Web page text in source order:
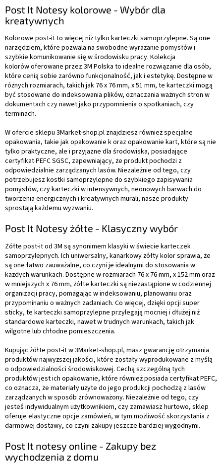
Post It Notesy kolorowe - Wybór dla
kreatywnych
Kolorowe post-it to więcej niż tylko karteczki samoprzylepne. Są one
narzędziem, które pozwala na swobodne wyrażanie pomysłów i
szybkie komunikowanie się w środowisku pracy. Kolekcja
kolorów oferowane przez 3M Polska to idealne rozwiązanie dla osób,
które cenią sobie zarówno funkcjonalność, jak i estetykę. Dostępne w
różnych rozmiarach, takich jak 76 x 76 mm, x 51 mm, te karteczki mogą
być stosowane do indeksowania plików, oznaczania ważnych stron w
dokumentach czy nawet jako przypomnienia o spotkaniach, czy
terminach.
W ofercie sklepu 3Market-shop.pl znajdziesz również specjalne
opakowania, takie jak opakowanie k oraz opakowanie kart, które są nie
tylko praktyczne, ale i przyjazne dla środowiska, posiadające
certyfikat PEFC SGSC, zapewniający, że produkt pochodzi z
odpowiedzialnie zarządzanych lasów. Niezależnie od tego, czy
potrzebujesz kostki samoprzylepne do szybkiego zapisywania
pomysłów, czy karteczki w intensywnych, neonowych barwach do
tworzenia energicznych i kreatywnych murali, nasze produkty
sprostają każdemu wyzwaniu.
Post It Notesy żółte - Klasyczny wybór
Żółte post-it od 3M są synonimem klasyki w świecie karteczek
samoprzylepnych. Ich uniwersalny, kanarkowy żółty kolor sprawia, że
są one łatwo zauważalne, co czyni je idealnymi do stosowania w
każdych warunkach. Dostępne w rozmiarach 76 x 76 mm, x 152 mm oraz
w mniejszych x 76 mm, żółte karteczki są niezastąpione w codziennej
organizacji pracy, pomagając w indeksowaniu, planowaniu oraz
przypominaniu o ważnych zadaniach. Co więcej, dzięki opcji super
sticky, te karteczki samoprzylepne przylegają mocniej i dłużej niż
standardowe karteczki, nawet w trudnych warunkach, takich jak
wilgotne lub chłodne pomieszczenia.
Kupując żółte post-it w 3Market-shop.pl, masz gwarancję otrzymania
produktów najwyższej jakości, które zostały wyprodukowane z myślą
o odpowiedzialności środowiskowej. Cechą szczególną tych
produktów jest ich opakowanie, które również posiada certyfikat PEFC,
co oznacza, że materiały użyte do jego produkcji pochodzą z lasów
zarządzanych w sposób zrównoważony. Niezależnie od tego, czy
jesteś indywidualnym użytkownikiem, czy zamawiasz hurtowo, sklep
oferuje elastyczne opcje zamówień, w tym możliwość skorzystania z
darmowej dostawy, co czyni zakupy jeszcze bardziej wygodnymi.
Post It notesy online - Zakupy bez
wychodzenia z domu